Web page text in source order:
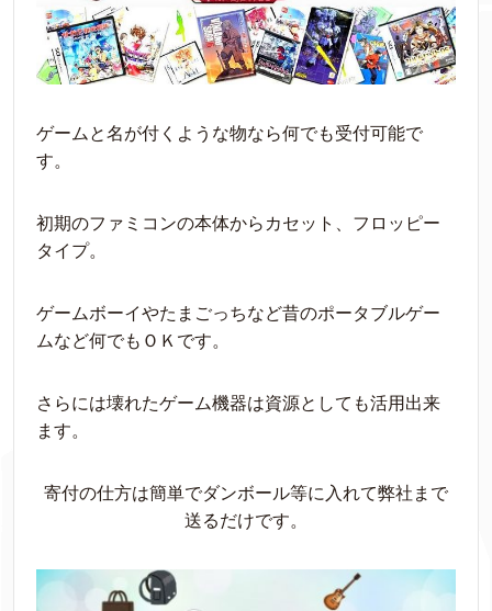
ゲームと名が付くような物なら何でも受付可能で
す。
初期のファミコンの本体からカセット、フロッピー
タイプ。
ゲームボーイやたまごっちなど昔のポータブルゲー
ムなど何でもＯＫです。
さらには壊れたゲーム機器は資源としても活用出来
ます。
寄付の仕方は簡単でダンボール等に入れて弊社まで
送るだけです。